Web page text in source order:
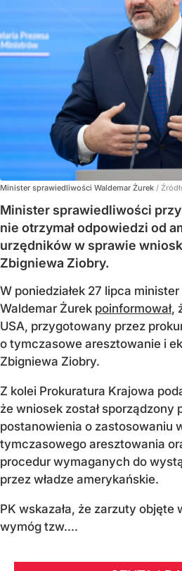
Minister sprawiedliwości Waldemar Żurek /
Minister sprawiedliwości
nie otrzymał odpowiedzi od
urzędników w sprawie
Zbigniewa Ziobry.
W poniedziałek 27 lipca
Waldemar Żurek poinformował,
USA, przygotowany przez
o tymczasowe aresztowanie i
Zbigniewa Ziobry.
Z kolei Prokuratura Krajowa
że wniosek został sporządzony
postanowienia o zastosowaniu
tymczasowego aresztowania
procedur wymaganych do
przez władze amerykańskie.
PK wskazała, że zarzuty objęte
wymóg tzw....